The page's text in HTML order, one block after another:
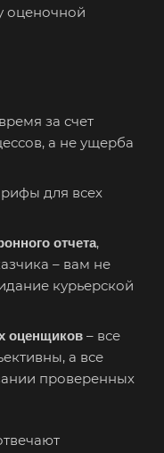
оценочной
за счет
а не ущерба
для всех
отчета,
– вам не
курьерской
оценщиков – все
а все
проверенных